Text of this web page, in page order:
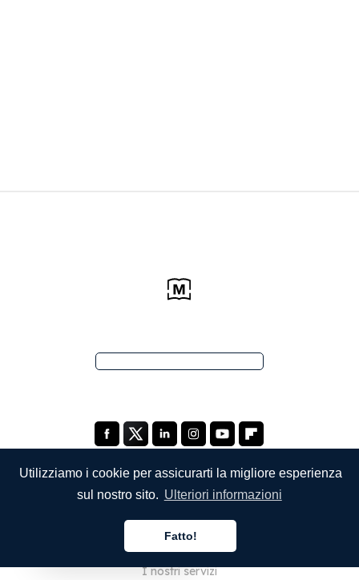
Utilizziamo i cookie per assicurarti la migliore esperienza
sul nostro sito. Ulteriori informazioni
Fatto!
Chi siamo
I nostri servizi
Italiano